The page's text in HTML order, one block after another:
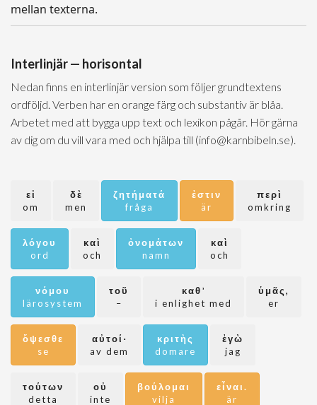
mellan texterna.
Interlinjär — horisontal
Nedan finns en interlinjär version som följer grundtextens
ordföljd. Verben har en orange färg och substantiv är blåa.
Arbetet med att bygga upp text och lexikon pågår. Hör gärna
av dig om du vill vara med och hjälpa till (info@karnbibeln.se).
εἰ
om
δὲ
men
ζητήματά
fråga
ἐστιν
är
περὶ
omkring
λόγου
ord
καὶ
och
ὀνομάτων
namn
καὶ
och
νόμου
lärosystem
τοῦ
–
καθ᾽
i enlighet med
ὑμᾶς,
er
ὄψεσθε
se
αὐτοί·
av dem
κριτὴς
domare
ἐγὼ
jag
τούτων
detta
οὐ
inte
βούλομαι
vilja
εἶναι.
är